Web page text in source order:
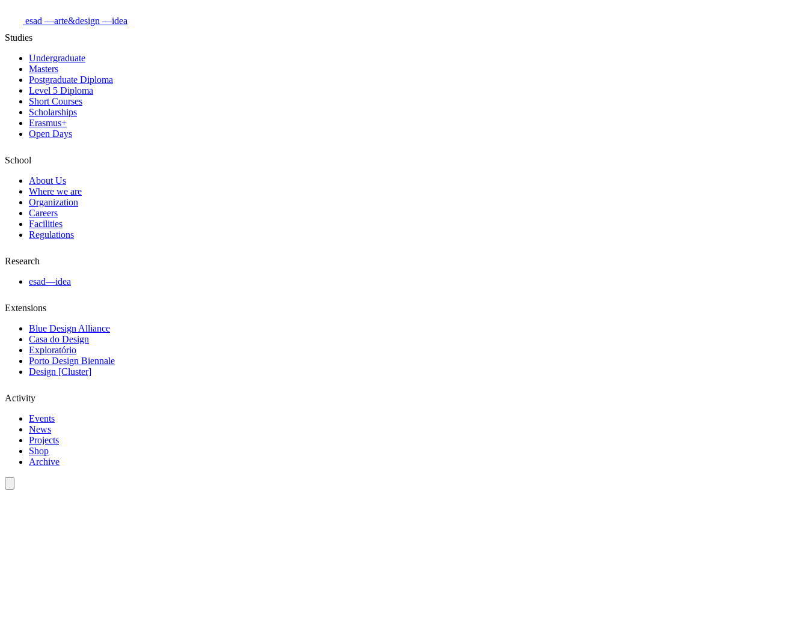
esad —arte&design —idea
Studies
Undergraduate
Masters
Postgraduate Diploma
Level 5 Diploma
Short Courses
Scholarships
Erasmus+
Open Days
School
About Us
Where we are
Organization
Careers
Facilities
Regulations
Research
esad—idea
Extensions
Blue Design Alliance
Casa do Design
Exploratório
Porto Design Biennale
Design [Cluster]
Activity
Events
News
Projects
Shop
Archive